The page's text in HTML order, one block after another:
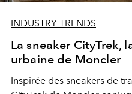
INDUSTRY TRENDS
La sneaker CityTrek,
urbaine de Moncler
Inspirée des sneakers de